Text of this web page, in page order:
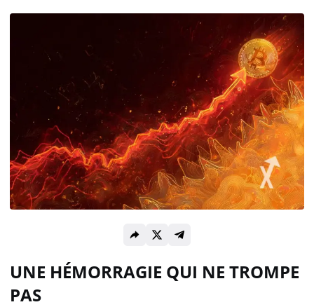
Acheter Cryptomonnaies
Prédictions
Cryptomonnaies
Bitcoin (BTC)
Ethereum (ETH)
Solana (SOL)
UNE HÉMORRAGIE QUI NE TROMPE
PAS